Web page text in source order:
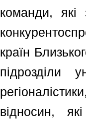
команди, які
країн
підрозділи
відносин,